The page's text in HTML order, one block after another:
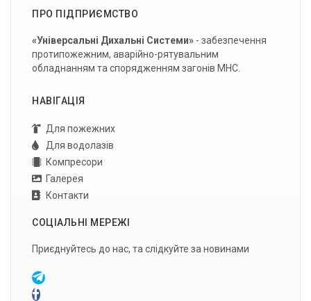
ПРО ПІДПРИЄМСТВО
«Універсальні Дихальні Системи» - забезпечення
протипожежним, аварійно-рятувальним
обладнанням та спорядженням загонів МНС.
НАВІГАЦІЯ
Для пожежних
Для водолазів
Компресори
Галерея
Контакти
СОЦІАЛЬНІ МЕРЕЖІ
Приєднуйтесь до нас, та слідкуйте за новинами